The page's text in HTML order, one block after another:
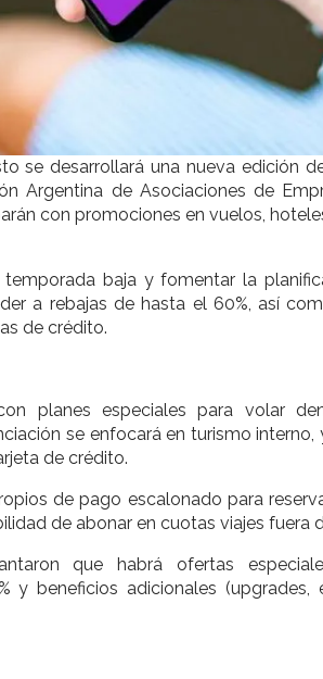
se desarrollará una nueva edición
Argentina de Asociaciones de
con promociones en vuelos,
baja y fomentar la
a rebajas de hasta el 60%, así
de crédito.
planes especiales para volar
se enfocará en turismo
de crédito.
de pago escalonado para
de abonar en cuotas viajes fuera
que habrá ofertas
y beneficios adicionales (upgrades,